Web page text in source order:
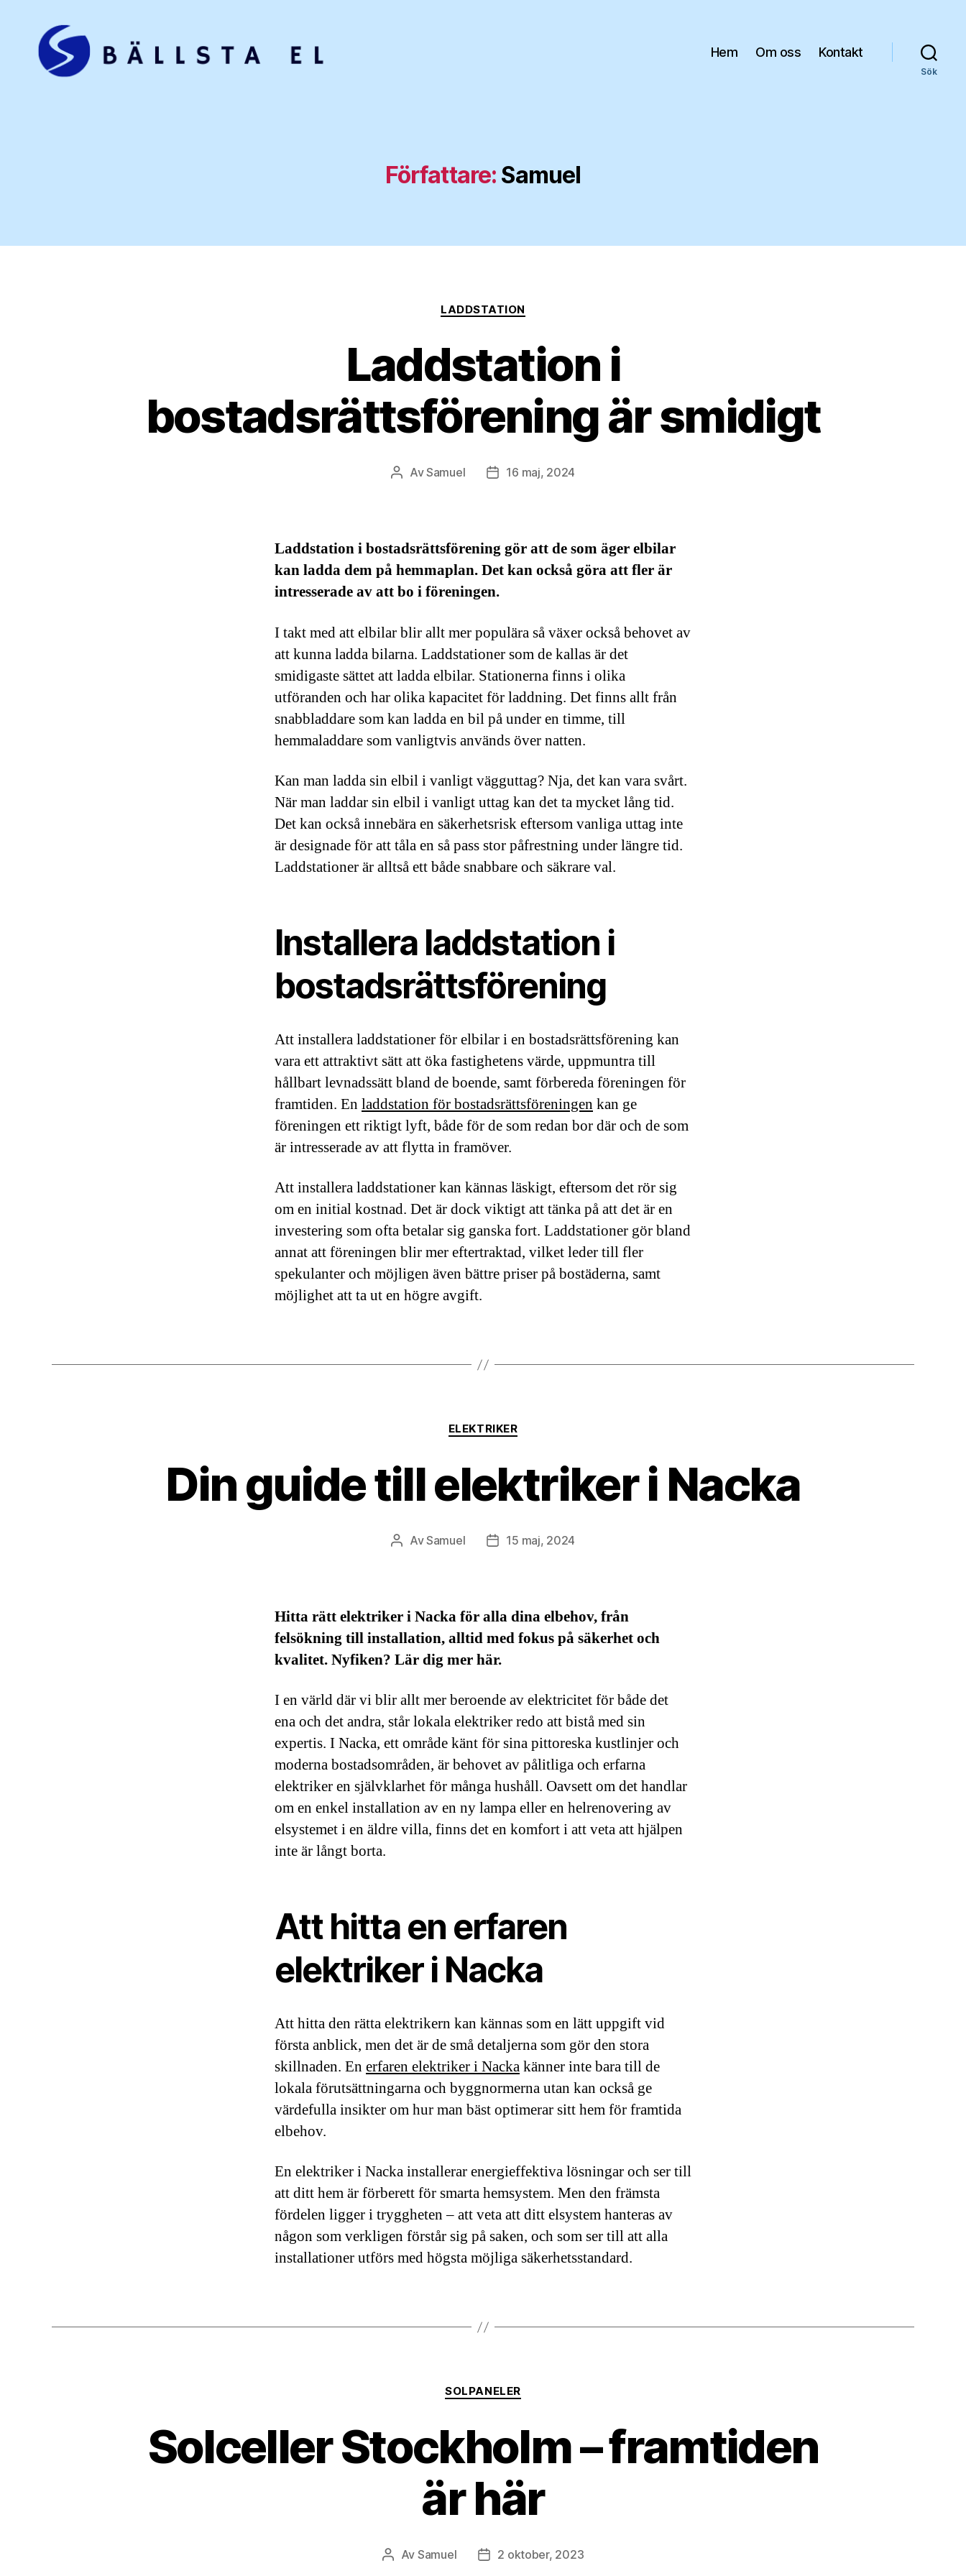
Hem Om oss Kontakt
Sök
Författare: Samuel
Kategorier
LADDSTATION
Laddstation i
bostadsrättsförening är smidigt
Inläggsförfattare
AvSamuel Inläggsdatum
16 maj, 2024
Laddstation i bostadsrättsförening gör att de som äger elbilar
kan ladda dem på hemmaplan. Det kan också göra att fler är
intresserade av att bo i föreningen.
I takt med att elbilar blir allt mer populära så växer också behovet av
att kunna ladda bilarna. Laddstationer som de kallas är det
smidigaste sättet att ladda elbilar. Stationerna finns i olika
utföranden och har olika kapacitet för laddning. Det finns allt från
snabbladdare som kan ladda en bil på under en timme, till
hemmaladdare som vanligtvis används över natten.
Kan man ladda sin elbil i vanligt vägguttag? Nja, det kan vara svårt.
När man laddar sin elbil i vanligt uttag kan det ta mycket lång tid.
Det kan också innebära en säkerhetsrisk eftersom vanliga uttag inte
är designade för att tåla en så pass stor påfrestning under längre tid.
Laddstationer är alltså ett både snabbare och säkrare val.
Installera laddstation i
bostadsrättsförening
Att installera laddstationer för elbilar i en bostadsrättsförening kan
vara ett attraktivt sätt att öka fastighetens värde, uppmuntra till
hållbart levnadssätt bland de boende, samt förbereda föreningen för
framtiden. En laddstation för bostadsrättsföreningen kan ge
föreningen ett riktigt lyft, både för de som redan bor där och de som
är intresserade av att flytta in framöver.
Att installera laddstationer kan kännas läskigt, eftersom det rör sig
om en initial kostnad. Det är dock viktigt att tänka på att det är en
investering som ofta betalar sig ganska fort. Laddstationer gör bland
annat att föreningen blir mer eftertraktad, vilket leder till fler
spekulanter och möjligen även bättre priser på bostäderna, samt
möjlighet att ta ut en högre avgift.
Kategorier
ELEKTRIKER
Din guide till elektriker i Nacka
Inläggsförfattare
AvSamuel Inläggsdatum
15 maj, 2024
Hitta rätt elektriker i Nacka för alla dina elbehov, från
felsökning till installation, alltid med fokus på säkerhet och
kvalitet. Nyfiken? Lär dig mer här.
I en värld där vi blir allt mer beroende av elektricitet för både det
ena och det andra, står lokala elektriker redo att bistå med sin
expertis. I Nacka, ett område känt för sina pittoreska kustlinjer och
moderna bostadsområden, är behovet av pålitliga och erfarna
elektriker en självklarhet för många hushåll. Oavsett om det handlar
om en enkel installation av en ny lampa eller en helrenovering av
elsystemet i en äldre villa, finns det en komfort i att veta att hjälpen
inte är långt borta.
Att hitta en erfaren
elektriker i Nacka
Att hitta den rätta elektrikern kan kännas som en lätt uppgift vid
första anblick, men det är de små detaljerna som gör den stora
skillnaden. En erfaren elektriker i Nackakänner inte bara till de
lokala förutsättningarna och byggnormerna utan kan också ge
värdefulla insikter om hur man bäst optimerar sitt hem för framtida
elbehov.
En elektriker i Nacka installerar energieffektiva lösningar och ser till
att ditt hem är förberett för smarta hemsystem. Men den främsta
fördelen ligger i tryggheten – att veta att ditt elsystem hanteras av
någon som verkligen förstår sig på saken, och som ser till att alla
installationer utförs med högsta möjliga säkerhetsstandard.
Kategorier
SOLPANELER
Solceller Stockholm – framtiden
är här
Inläggsförfattare
Av Samuel Inläggsdatum
2 oktober, 2023